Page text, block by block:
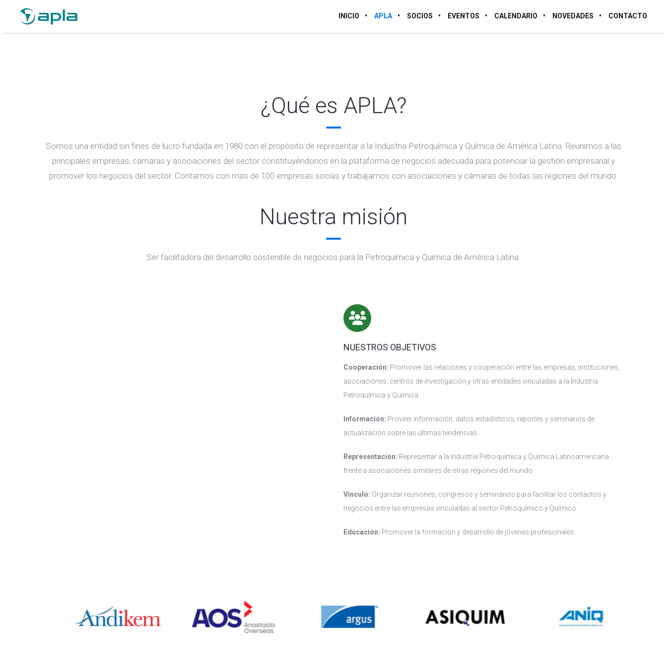
INICIO APLA SOCIOS EVENTOS CALENDARIO NOVEDADES CONTACTO
¿Qué es APLA?
Somos una entidad sin fines de lucro fundada en 1980 con el propósito de representar a la Industria Petroquímica y Química de América Latina. Reunimos a las
principales empresas, cámaras y asociaciones del sector constituyéndonos en la plataforma de negocios adecuada para potenciar la gestión empresarial y
promover los negocios del sector. Contamos con más de 100 empresas socias y trabajamos con asociaciones y cámaras de todas las regiones del mundo.
Nuestra misión
Ser facilitadora del desarrollo sostenible de negocios para la Petroquímica y Química de América Latina.
NUESTROS OBJETIVOS
Cooperación: Promover las relaciones y cooperación entre las empresas, instituciones,
asociaciones, centros de investigación y otras entidades vinculadas a la Industria
Petroquímica y Química.
Información: Proveer información, datos estadísticos, reportes y seminarios de
actualización sobre las últimas tendencias.
Representación: Representar a la Industria Petroquímica y Química Latinoamericana
frente a asociaciones similares de otras regiones del mundo.
Vínculo: Organizar reuniones, congresos y seminarios para facilitar los contactos y
negocios entre las empresas vinculadas al sector Petroquímico y Químico.
Educación: Promover la formación y desarrollo de jóvenes profesionales.